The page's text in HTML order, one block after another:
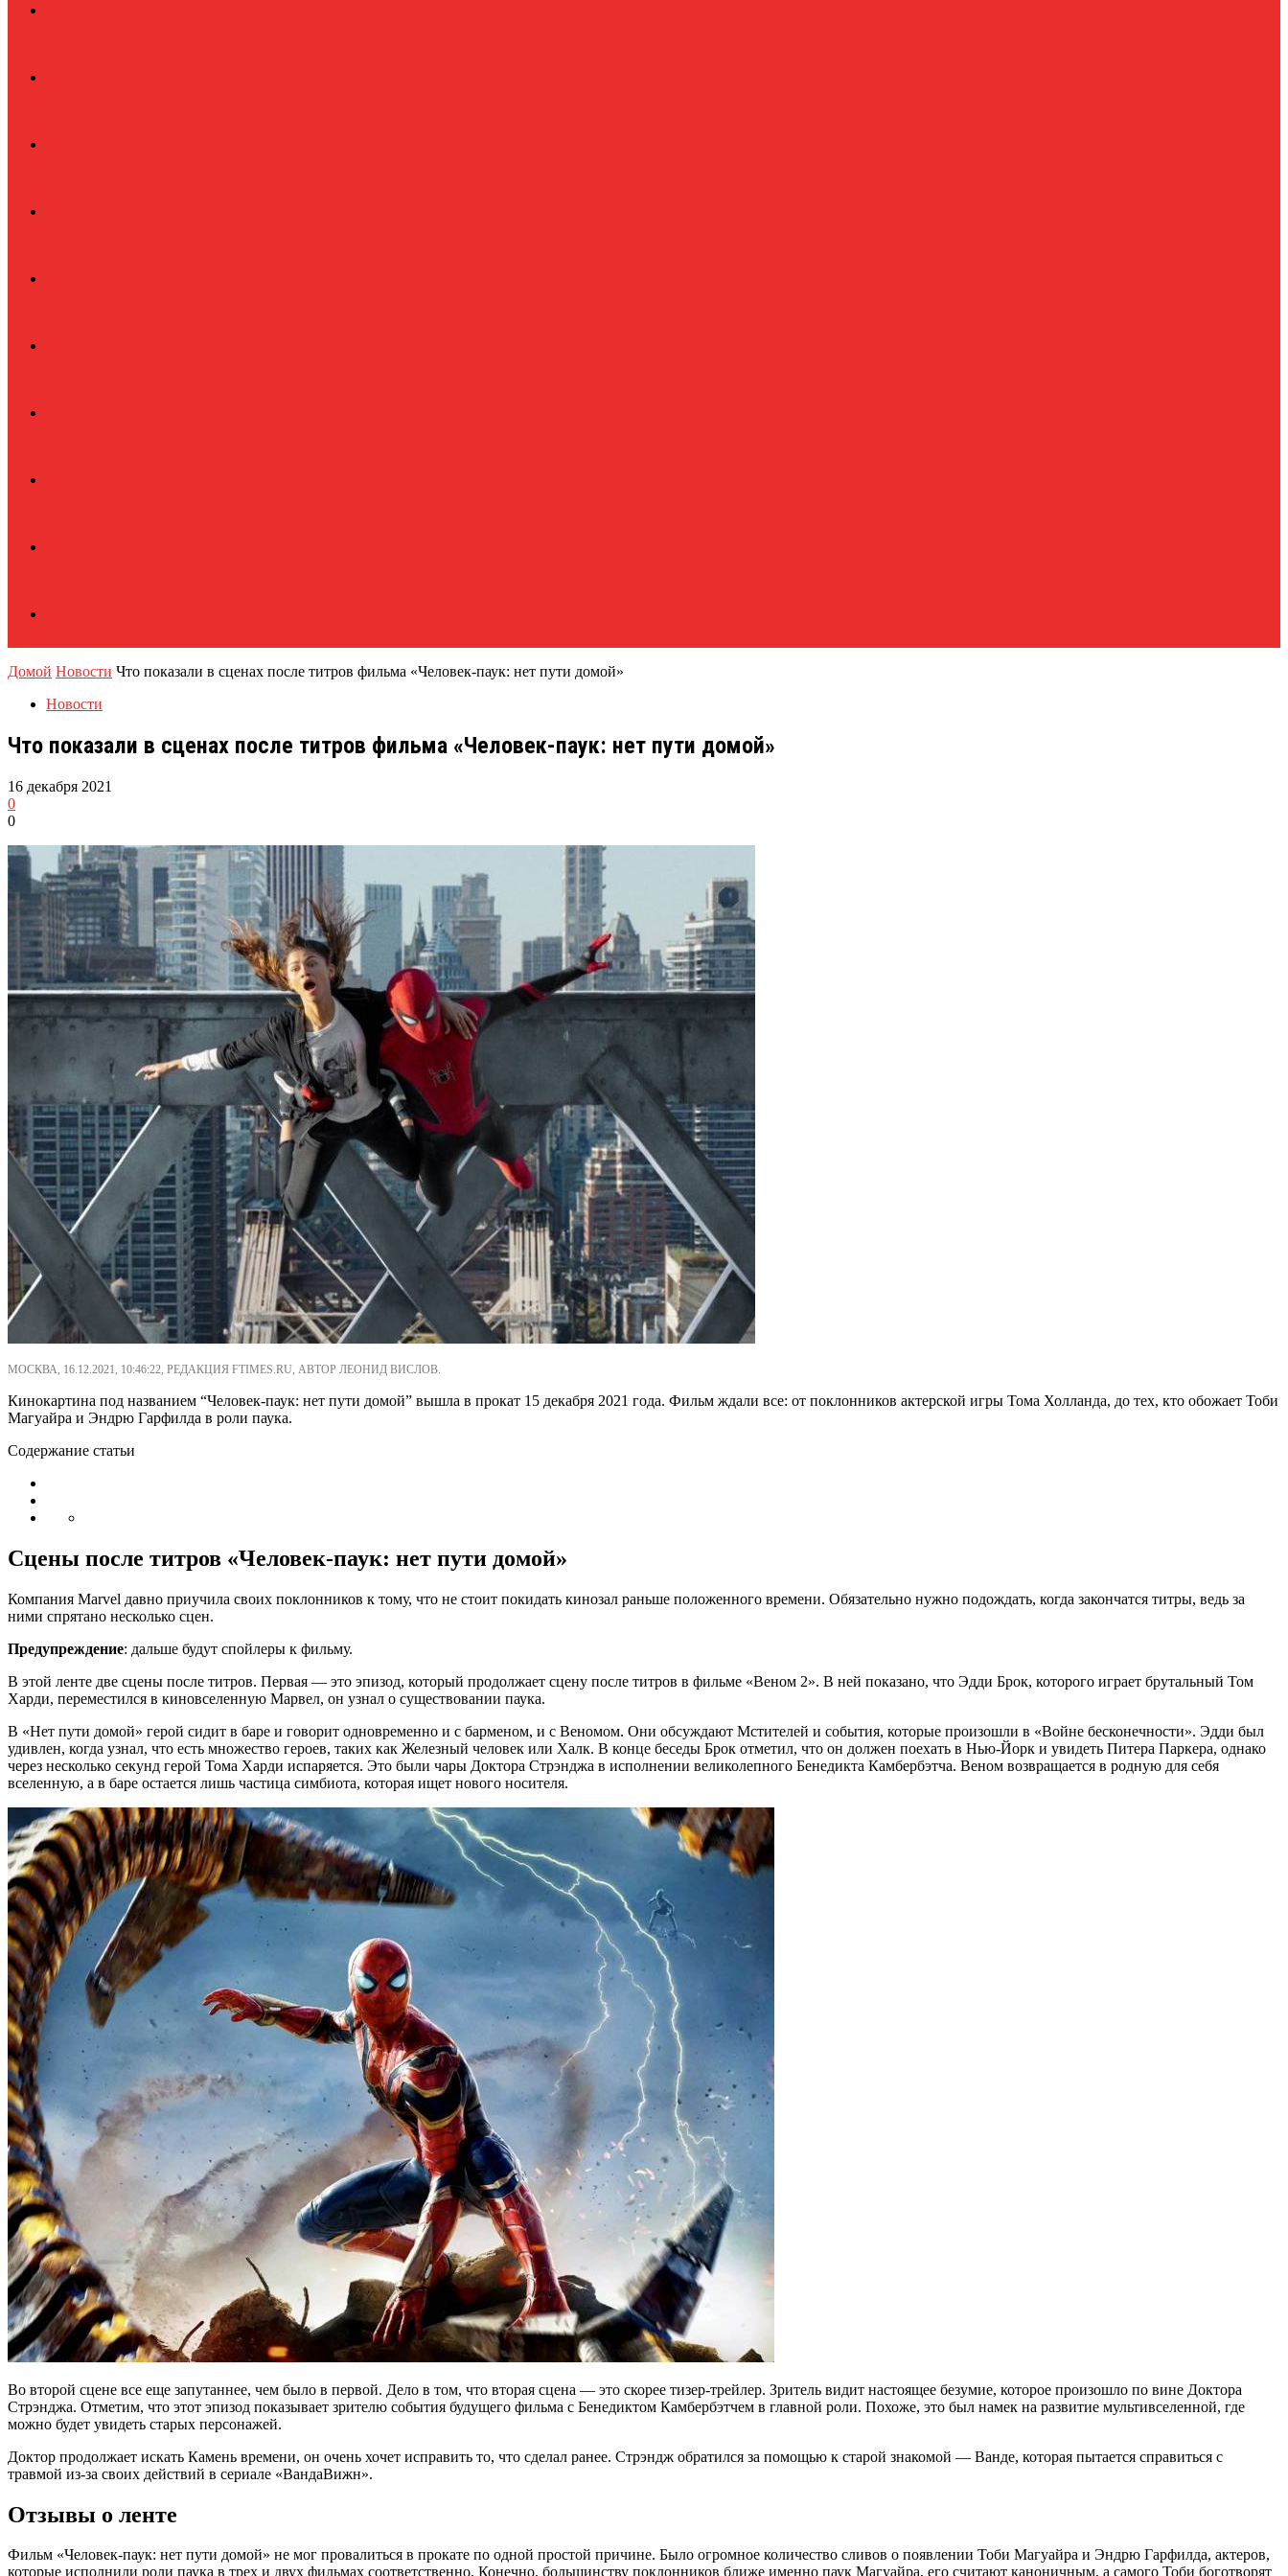
Домой Новости Что показали в сценах после титров фильма «Человек-паук: нет пути домой»
Новости
Что показали в сценах после титров фильма «Человек-паук: нет пути домой»
16 декабря 2021
0
0
МОСКВА, 16.12.2021, 10:46:22, РЕДАКЦИЯ FTIMES.RU, АВТОР ЛЕОНИД ВИСЛОВ.
Кинокартина под названием “Человек-паук: нет пути домой” вышла в прокат 15 декабря 2021 года. Фильм ждали все: от поклонников актерской игры Тома Холланда, до тех, кто обожает Тоби
Магуайра и Эндрю Гарфилда в роли паука.
Содержание статьи
Сцены после титров «Человек-паук: нет пути домой»
Компания Marvel давно приучила своих поклонников к тому, что не стоит покидать кинозал раньше положенного времени. Обязательно нужно подождать, когда закончатся титры, ведь за
ними спрятано несколько сцен.
Предупреждение: дальше будут спойлеры к фильму.
В этой ленте две сцены после титров. Первая — это эпизод, который продолжает сцену после титров в фильме «Веном 2». В ней показано, что Эдди Брок, которого играет брутальный Том
Харди, переместился в киновселенную Марвел, он узнал о существовании паука.
В «Нет пути домой» герой сидит в баре и говорит одновременно и с барменом, и с Веномом. Они обсуждают Мстителей и события, которые произошли в «Войне бесконечности». Эдди был
удивлен, когда узнал, что есть множество героев, таких как Железный человек или Халк. В конце беседы Брок отметил, что он должен поехать в Нью-Йорк и увидеть Питера Паркера, однако
через несколько секунд герой Тома Харди испаряется. Это были чары Доктора Стрэнджа в исполнении великолепного Бенедикта Камбербэтча. Веном возвращается в родную для себя
вселенную, а в баре остается лишь частица симбиота, которая ищет нового носителя.
Во второй сцене все еще запутаннее, чем было в первой. Дело в том, что вторая сцена — это скорее тизер-трейлер. Зритель видит настоящее безумие, которое произошло по вине Доктора
Стрэнджа. Отметим, что этот эпизод показывает зрителю события будущего фильма с Бенедиктом Камбербэтчем в главной роли. Похоже, это был намек на развитие мультивселенной, где
можно будет увидеть старых персонажей.
Доктор продолжает искать Камень времени, он очень хочет исправить то, что сделал ранее. Стрэндж обратился за помощью к старой знакомой — Ванде, которая пытается справиться с
травмой из-за своих действий в сериале «ВандаВижн».
Отзывы о ленте
Фильм «Человек-паук: нет пути домой» не мог провалиться в прокате по одной простой причине. Было огромное количество сливов о появлении Тоби Магуайра и Эндрю Гарфилда, актеров,
которые исполнили роли паука в трех и двух фильмах соответственно. Конечно, большинству поклонников ближе именно паук Магуайра, его считают каноничным, а самого Тоби боготворят